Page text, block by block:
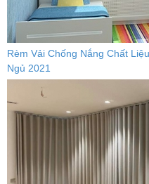
Rèm Vải Chống Nắng Chất
Ngủ 2021